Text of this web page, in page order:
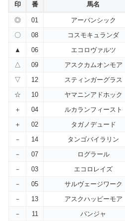
印 番 馬名
◎ 01 アーバンシック
〇
08 コスモキュランダ
▲
06 エコロヴァルツ
△
09 アスクカムオンモア
▽
12 スティンガーグラス
☆
10 ヤマニンアドホック
＋
04 ルカランフィースト
＋
02 タガノデュード
－
14 タンゴバイラリン
－
07 ログラール
－
03 エコロレイズ
－
05 サルヴェージワーク
－
13 アスクハッピーモア
－
11 パンジャ